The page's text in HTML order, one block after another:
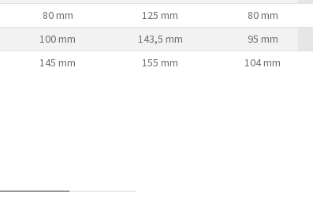
80 mm 125 mm 80 mm
100 mm 143,5 mm 95 mm
145 mm 155 mm 104 mm